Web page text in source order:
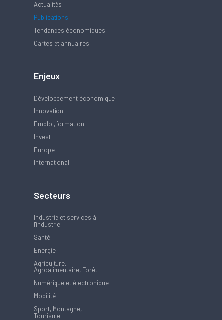
Actualités
Publications
Tendances économiques
Cartes et annuaires
Enjeux
Développement économique
Innovation
Emploi, formation
Invest
Europe
International
Secteurs
Industrie et services à
l'industrie
Santé
Energie
Agriculture,
Agroalimentaire, Forêt
Numérique et électronique
Mobilité
Sport, Montagne,
Tourisme